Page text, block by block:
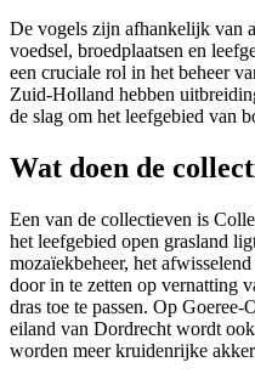
De vogels zijn afhankelijk van
voedsel, broedplaatsen en
een cruciale rol in het beheer
Zuid-Holland hebben
de slag om het leefgebied van
Wat doen de
Een van de collectieven is
het leefgebied open grasland
mozaïekbeheer, het
door in te zetten op vernatting
dras toe te passen. Op
eiland van Dordrecht wordt
worden meer kruidenrijke